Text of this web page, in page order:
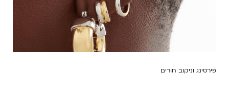
פירסינג וניקוב חורים